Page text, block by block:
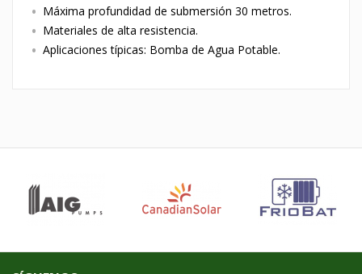
Máxima profundidad de submersión 30 metros.
Materiales de alta resistencia.
Aplicaciones típicas: Bomba de Agua Potable.